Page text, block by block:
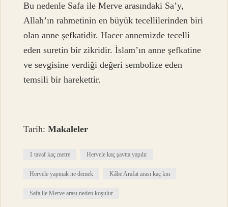
Bu nedenle Safa ile Merve arasındaki Sa’y,
Allah’ın rahmetinin en büyük tecellilerinden biri
olan anne şefkatidir. Hacer annemizde tecelli
eden suretin bir zikridir. İslam’ın anne şefkatine
ve sevgisine verdiği değeri sembolize eden
temsili bir harekettir.
Tarih:Makaleler
1 tavaf kaç metre Hervele kaç şavtta yapılır
Hervele yapmak ne demek Kâbe Arafat arası kaç km
Safa ile Merve arası neden koşulur